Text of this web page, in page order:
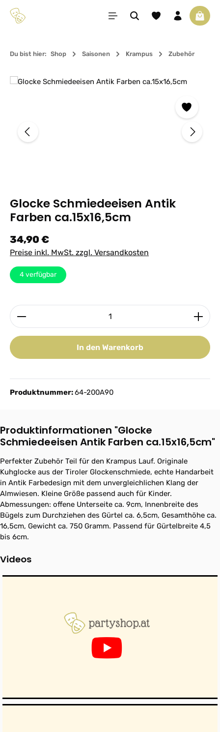
Zum Hauptinhalt springen Du hast 0 Produkte
Du bist hier: Shop Saisonen Krampus Zubehör
Bildergalerie überspringen
Glocke Schmiedeeisen Antik
Farben ca.15x16,5cm
Regulärer Preis:
34,90 €
Preise inkl. MwSt. zzgl. Versandkosten
4verfügbar
Produkt Anzahl: Gib den gewünschten Wert ein
In den Warenkorb
Produktnummer:64-200A90
Produktinformationen "Glocke
Schmiedeeisen Antik Farben ca.15x16,5cm"
Perfekter Zubehör Teil für den Krampus Lauf. Originale
Kuhglocke aus der Tiroler Glockenschmiede, echte Handarbeit
in Antik Farbedesign mit dem unvergleichlichen Klang der
Almwiesen. Kleine Größe passend auch für Kinder.
Abmessungen: offene Unterseite ca. 9cm, Innenbreite des
Bügels zum Durchziehen des Gürtel ca. 6,5cm, Gesamthöhe ca.
16,5cm, Gewicht ca. 750 Gramm. Passend für Gürtelbreite 4,5
bis 6cm.
Videos